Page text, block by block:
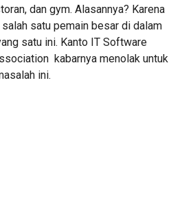
dan gym. Alasannya? Karena
satu pemain besar di dalam
satu ini. Kanto IT Software
kabarnya menolak untuk
ini.